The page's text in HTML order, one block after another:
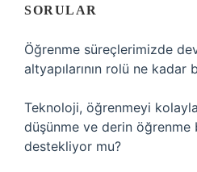
SORULAR
Öğrenme süreçlerimizde
altyapılarının rolü ne kadar
Teknoloji, öğrenmeyi
düşünme ve derin
destekliyor mu?